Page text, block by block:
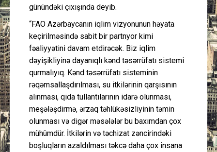
günündəki çıxışında deyib.
“FAO Azərbaycanın iqlim vizyonunun həyata
keçirilməsində sabit bir partnyor kimi
fəaliyyətini davam etdirəcək. Biz iqlim
dəyişikliyinə dayanıqlı kənd təsərrüfatı sistemi
qurmalıyıq. Kənd təsərrüfatı sisteminin
rəqəmsallaşdırılması, su itkilərinin qarşısının
alınması, qida tullantılarının idarə olunması,
meşələşdirmə, ərzaq təhlükəsizliyinin təmin
olunması və digər məsələlər bu baxımdan çox
mühümdür. İtkilərin və təchizat zəncirindəki
boşluqların azaldılması təkcə daha çox insana